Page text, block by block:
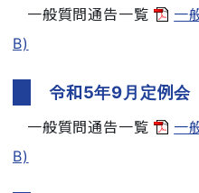
一般質問通告一覧
一
B)
令和5年9月定例会
一般質問通告一覧
一
B)